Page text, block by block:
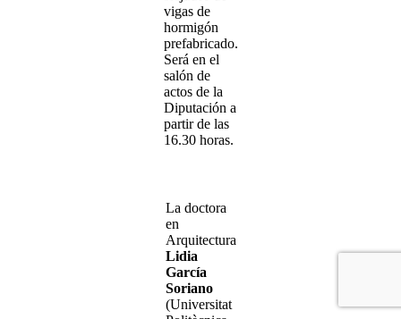
vigas de
hormigón
prefabricado.
Será en el
salón de
actos de la
Diputación a
partir de las
16.30 horas.
La doctora
en
Arquitectura
Lidia
García
Soriano
(Universitat